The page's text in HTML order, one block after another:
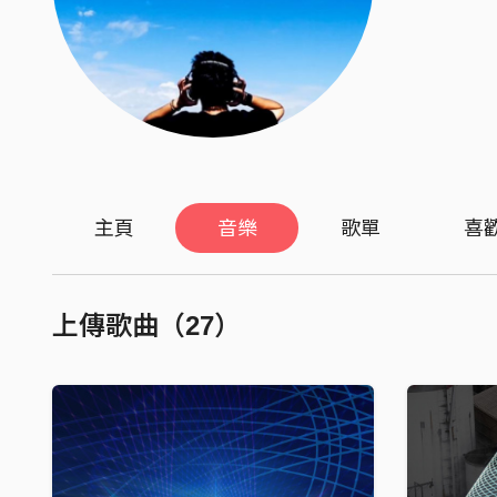
主頁 音樂 歌單 喜
上傳歌曲（27）